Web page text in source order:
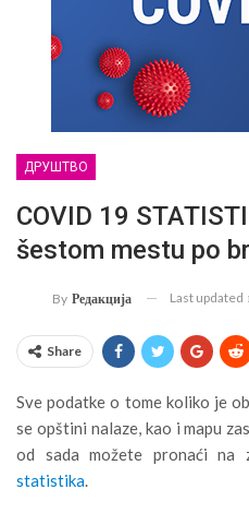
ДРУШТВО
COVID 19
šestom mestu po
By Редакција Last updated
Share
Sve podatke o tome koliko je
se opštini nalaze, kao i mapu
od sada možete pronaći na
statistika.